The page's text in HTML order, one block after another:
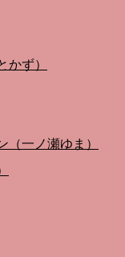
かず）
（一ノ瀬ゆま）